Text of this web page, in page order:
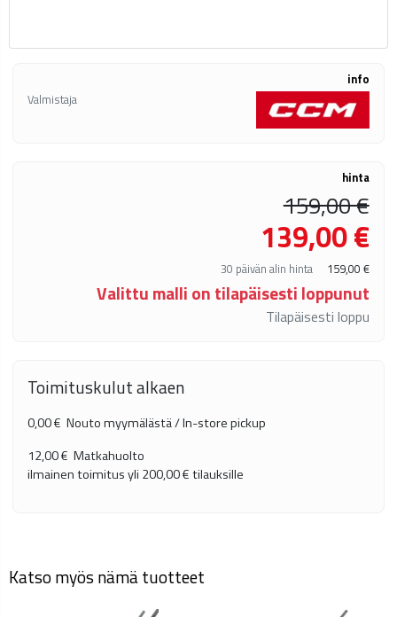
info
Valmistaja
hinta
159,00 €
139,00 €
30 päivän alin hinta 159,00 €
Valittu malli on tilapäisesti loppunut
Tilapäisesti loppu
Toimituskulut alkaen
0,00 € Nouto myymälästä / In-store pickup
12,00 € Matkahuolto
ilmainen toimitus yli 200,00 €tilauksille
Katso myös nämä tuotteet